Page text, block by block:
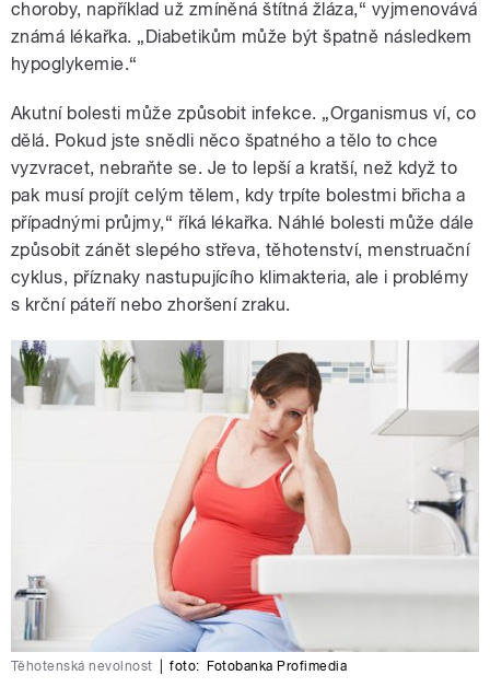
choroby, například už zmíněná štítná žláza,“ vyjmenovává
známá lékařka. „Diabetikům může být špatně následkem
hypoglykemie.“
Akutní bolesti může způsobit infekce. „Organismus ví, co
dělá. Pokud jste snědli něco špatného a tělo to chce
vyzvracet, nebraňte se. Je to lepší a kratší, než když to
pak musí projít celým tělem, kdy trpíte bolestmi břicha a
případnými průjmy,“ říká lékařka. Náhlé bolesti může dále
způsobit zánět slepého střeva, těhotenství, menstruační
cyklus, příznaky nastupujícího klimakteria, ale i problémy
s krční páteří nebo zhoršení zraku.
Těhotenská nevolnost foto: Fotobanka Profimedia